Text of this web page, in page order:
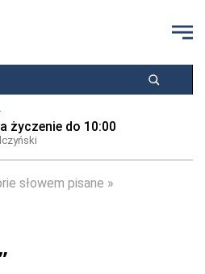
życzenie do 10:00
słowem pisane